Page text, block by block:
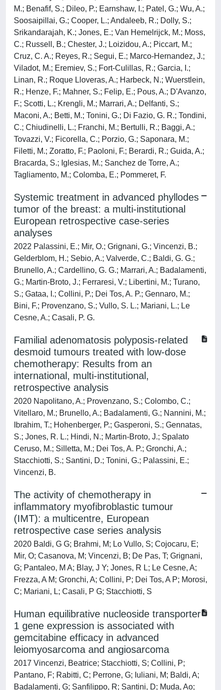
M.; Benafif, S.; Dileo, P.; Earnshaw, I.; Patel, G.; Wu, A.;
Soosaipillai, G.; Cooper, L.; Andaleeb, R.; Dolly, S.;
Srikandarajah, K.; Jones, E.; Van Hemelrijck, M.; Moss,
C.; Russell, B.; Chester, J.; Loizidou, A.; Piccart, M.;
Cruz, C. A.; Reyes, R.; Segui, E.; Marco-Hernandez, J.;
Viladot, M.; Eremiev, S.; Fort-Culillas, R.; Garcia, I.;
Linan, R.; Roque Lloveras, A.; Harbeck, N.; Wuerstlein,
R.; Henze, F.; Mahner, S.; Felip, E.; Pous, A.; D'Avanzo,
F.; Scotti, L.; Krengli, M.; Marrari, A.; Delfanti, S.;
Maconi, A.; Betti, M.; Tonini, G.; Di Fazio, G. R.; Tondini,
C.; Chiudinelli, L.; Franchi, M.; Bertulli, R.; Baggi, A.;
Tovazzi, V.; Ficorella, C.; Porzio, G.; Saponara, M.;
Filetti, M.; Zoratto, F.; Paoloni, F.; Berardi, R.; Guida, A.;
Bracarda, S.; Iglesias, M.; Sanchez de Torre, A.;
Tagliamento, M.; Colomba, E.; Pommeret, F.
Systemic treatment in advanced phyllodes
tumor of the breast: a multi-institutional
European retrospective case-series
analyses
2022 Palassini, E.; Mir, O.; Grignani, G.; Vincenzi, B.;
Gelderblom, H.; Sebio, A.; Valverde, C.; Baldi, G. G.;
Brunello, A.; Cardellino, G. G.; Marrari, A.; Badalamenti,
G.; Martin-Broto, J.; Ferraresi, V.; Libertini, M.; Turano,
S.; Gataa, I.; Collini, P.; Dei Tos, A. P.; Gennaro, M.;
Bini, F.; Provenzano, S.; Vullo, S. L.; Mariani, L.; Le
Cesne, A.; Casali, P. G.
Familial adenomatosis polyposis-related
desmoid tumours treated with low-dose
chemotherapy: Results from an
international, multi-institutional,
retrospective analysis
2020 Napolitano, A.; Provenzano, S.; Colombo, C.;
Vitellaro, M.; Brunello, A.; Badalamenti, G.; Nannini, M.;
Ibrahim, T.; Hohenberger, P.; Gasperoni, S.; Gennatas,
S.; Jones, R. L.; Hindi, N.; Martin-Broto, J.; Spalato
Ceruso, M.; Silletta, M.; Dei Tos, A. P.; Gronchi, A.;
Stacchiotti, S.; Santini, D.; Tonini, G.; Palassini, E.;
Vincenzi, B.
The activity of chemotherapy in
inflammatory myofibroblastic tumour
(IMT): a multicentre, European
retrospective case series analysis
2020 Baldi, G G; Brahmi, M; Lo Vullo, S; Cojocaru, E;
Mir, O; Casanova, M; Vincenzi, B; De Pas, T; Grignani,
G; Pantaleo, M A; Blay, J Y; Jones, R L; Le Cesne, A;
Frezza, A M; Gronchi, A; Collini, P; Dei Tos, A P; Morosi,
C; Mariani, L; Casali, P G; Stacchiotti, S
Human equilibrative nucleoside transporter
1 gene expression is associated with
gemcitabine efficacy in advanced
leiomyosarcoma and angiosarcoma
2017 Vincenzi, Beatrice; Stacchiotti, S; Collini, P;
Pantano, F; Rabitti, C; Perrone, G; Iuliani, M; Baldi, A;
Badalamenti, G; Sanfilippo, R; Santini, D; Muda, Ao;